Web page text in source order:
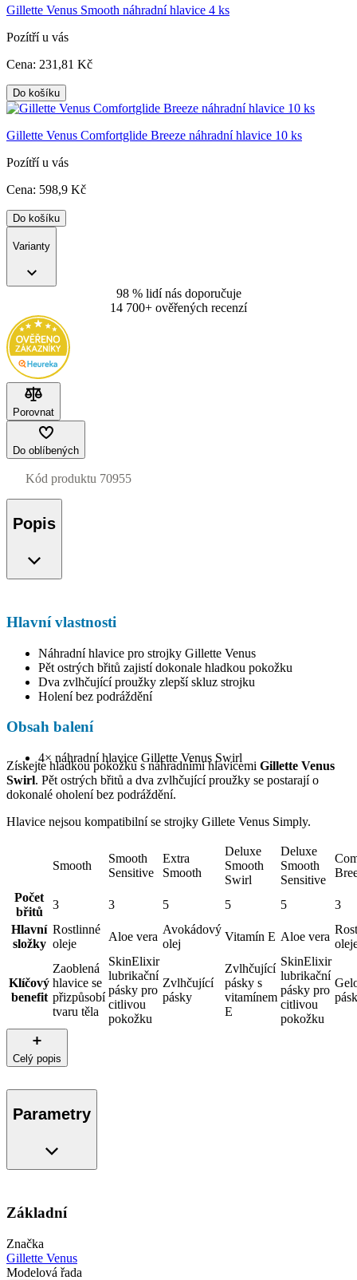
Gillette Venus Smooth náhradní hlavice 4 ks
Pozítří u vás
Cena: 231 ,81 Kč
Do košíku
Gillette Venus Comfortglide Breeze náhradní hlavice 10 ks
Pozítří u vás
Cena: 598,9 Kč
Do košíku
Varianty
98 % lidí nás doporučuje
14 700+ ověřených recenzí
Porovnat
Do oblíbených
Kód produktu 70955
Popis
Hlavní vlastnosti
Náhradní hlavice pro strojky Gillette Venus
Pět ostrých břitů zajistí dokonale hladkou pokožku
Dva zvlhčující proužky zlepší skluz strojku
Holení bez podráždění
Obsah balení
4× náhradní hlavice Gillette Venus Swirl
Získejte hladkou pokožku s náhradními hlavicemi Gillette Venus
Swirl. Pět ostrých břitů a dva zvlhčující proužky se postarají o
dokonalé oholení bez podráždění.
Hlavice nejsou kompatibilní se strojky Gillete Venus Simply.
Smooth
Smooth
Sensitive
Extra
Smooth
Deluxe
Smooth
Swirl
Deluxe
Smooth
Sensitive
Počet
břitů
3 3 5 5 5
3
Hlavní
složky
Rostlinné
oleje
Aloe vera
Avokádový
olej
Vitamín E Aloe vera
Klíčový
benefit
Zaoblená
hlavice se
přizpůsobí
tvaru těla
SkinElixir
lubrikační
pásky pro
citlivou
pokožku
Zvlhčující
pásky
Zvlhčující
pásky s
vitamínem
E
SkinElixir
lubrikační
pásky pro
citlivou
pokožku
Celý popis
Parametry
Základní
Značka
Gillette Venus
Modelová řada